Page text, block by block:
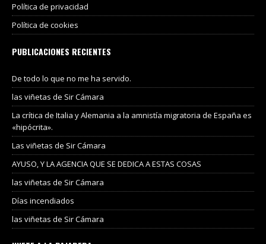
Política de privacidad
Política de cookies
PUBLICACIONES RECIENTES
De todo lo que no me ha servido.
las viñetas de Sir Cámara
La crítica de Italia y Alemania a la amnistía migratoria de España es
«hipócrita».
Las viñetas de Sir Cámara
AYUSO, Y LA AGENCIA QUE SE DEDICA A ESTAS COSAS
las viñetas de Sir Cámara
Días incendiados
las viñetas de Sir Cámara